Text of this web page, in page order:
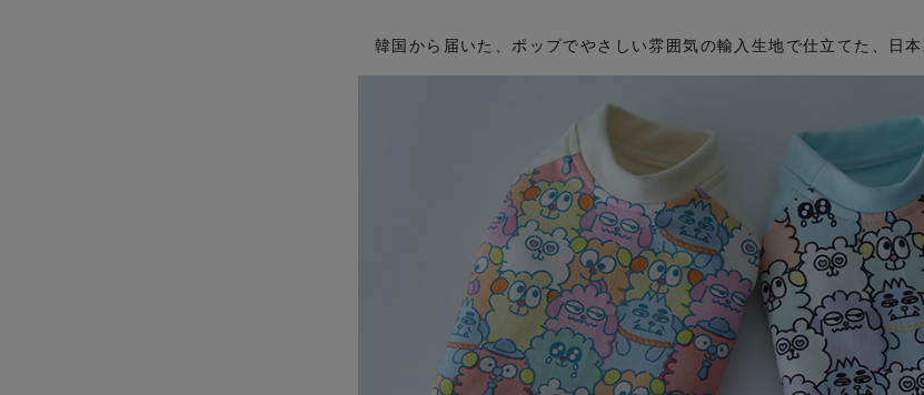
韓国から届いた、ポップでやさしい雰囲気の輸入生地で仕立てた、日本